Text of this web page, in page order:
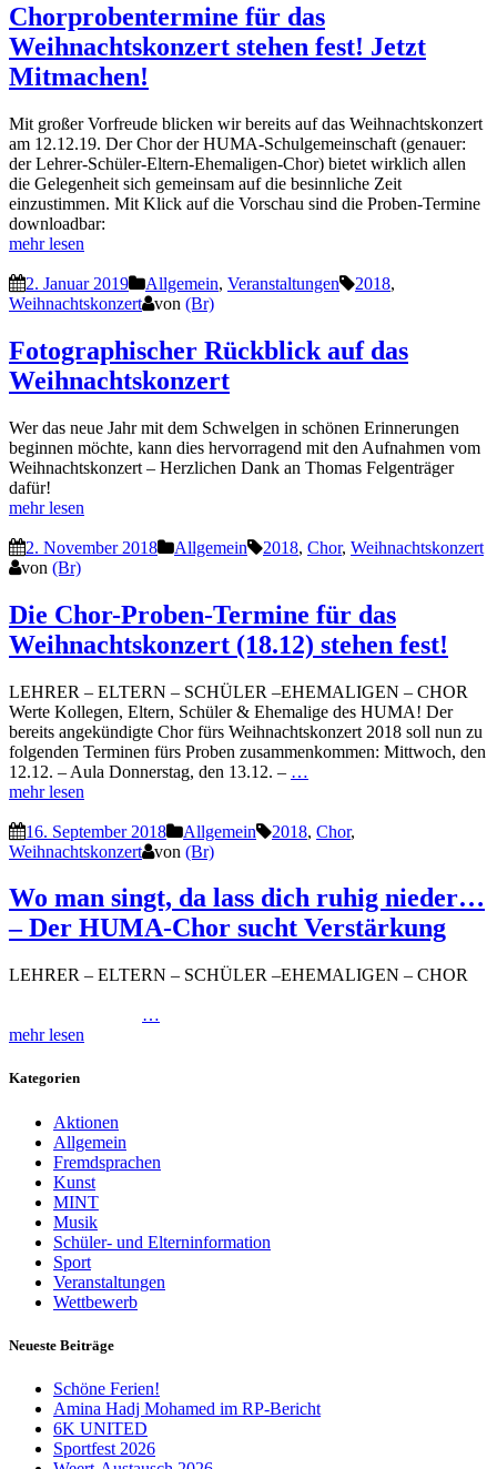
Chorprobentermine für das
Weihnachtskonzert stehen fest! Jetzt
Mitmachen!
Mit großer Vorfreude blicken wir bereits auf das Weihnachtskonzert
am 12.12.19. Der Chor der HUMA-Schulgemeinschaft (genauer:
der Lehrer-Schüler-Eltern-Ehemaligen-Chor) bietet wirklich allen
die Gelegenheit sich gemeinsam auf die besinnliche Zeit
einzustimmen. Mit Klick auf die Vorschau sind die Proben-Termine
downloadbar:
mehr lesen
2. Januar 2019 Allgemein, Veranstaltungen 2018,
Weihnachtskonzert
von (Br)
Fotographischer Rückblick auf das
Weihnachtskonzert
Wer das neue Jahr mit dem Schwelgen in schönen Erinnerungen
beginnen möchte, kann dies hervorragend mit den Aufnahmen vom
Weihnachtskonzert – Herzlichen Dank an Thomas Felgenträger
dafür!
mehr lesen
2. November 2018 Allgemein 2018, Chor, Weihnachtskonzert
von (Br)
Die Chor-Proben-Termine für das
Weihnachtskonzert (18.12) stehen fest!
LEHRER – ELTERN – SCHÜLER –EHEMALIGEN – CHOR
Werte Kollegen, Eltern, Schüler & Ehemalige des HUMA! Der
bereits angekündigte Chor fürs Weihnachtskonzert 2018 soll nun zu
folgenden Terminen fürs Proben zusammenkommen: Mittwoch, den
12.12. – Aula Donnerstag, den 13.12. – …
mehr lesen
16. September 2018 Allgemein 2018, Chor,
Weihnachtskonzert
von (Br)
Wo man singt, da lass dich ruhig nieder…
– Der HUMA-Chor sucht Verstärkung
LEHRER – ELTERN – SCHÜLER –EHEMALIGEN – CHOR
…
mehr lesen
Kategorien
Aktionen
Allgemein
Fremdsprachen
Kunst
MINT
Musik
Schüler- und Elterninformation
Sport
Veranstaltungen
Wettbewerb
Neueste Beiträge
Schöne Ferien!
Amina Hadj Mohamed im RP-Bericht
6K UNITED
Sportfest 2026